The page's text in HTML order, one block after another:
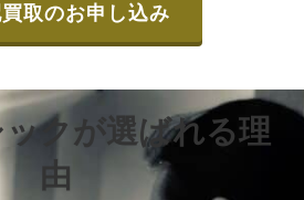
取のお申し込み
クが選ばれる理
由